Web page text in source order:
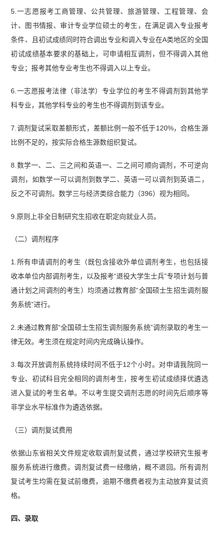
5.一志愿报考工商管理、公共管理、旅游管理、工程管理、会
计、图书情报、审计专业学位硕士的考生，在满足调入专业报考
条件、且初试成绩同时符合调出专业和调入专业在A类地区的全国
初试成绩基本要求的基础上，可申请相互调剂，但不得调入其他
专业；报考其他专业考生也不得调入以上专业。
6.一志愿报考法律（非法学）专业学位的考生不得调剂到其他学
科专业，其他学科专业的考生也不得调剂到该专业。
7.调剂复试采取差额形式，差额比例一般不低于120%，合格生源
比例不足的，按实际合格生源数组织复试。
8.数学一、二、三之间和英语一、二之间可顺向调剂，不可逆向
调剂，如数学一可以调剂到数学二、英语一可以调剂到英语二，
反之不可调剂。数学三与经济类综合能力（396）视为相同。
9.原则上非全日制研究生招收在职定向就业人员。
（二）调剂程序
1.所有申请调剂的考生（既包含接收外单位调剂考生，也包括接
收本单位内部调剂考生，以及报考“退役大学生士兵”专项计划与普
通计划之间调剂的考生）均须通过教育部“全国硕士生招生调剂服
务系统”进行。
2.未通过教育部“全国硕士生招生调剂服务系统”调剂录取的考生一
律无效。考生须在规定时间内完成确认操作。
3.每次开放调剂系统持续时间不低于12个小时。对申请我院同一
专业、初试科目完全相同的调剂考生，按考生初试成绩择优遴选
进入复试的考生名单。不以考生提交调剂志愿的时间先后顺序等
非学业水平标准作为遴选依据。
（三）调剂复试费用
依据山东省相关文件规定收取调剂复试费，通过学校研究生报考
服务系统进行缴费。调剂复试费一经缴纳，概不退回。所有调剂
复试考生均需在复试前缴费，逾期不缴费者视为主动放弃复试资
格。
四、录取